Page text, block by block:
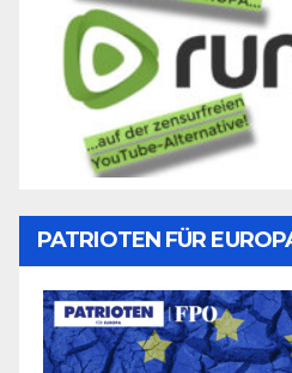
PATRIOTEN FÜR